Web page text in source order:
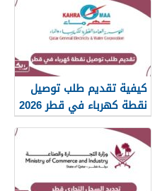
كيفية تقديم طلب توصيل
نقطة كهرباء في قطر 2026